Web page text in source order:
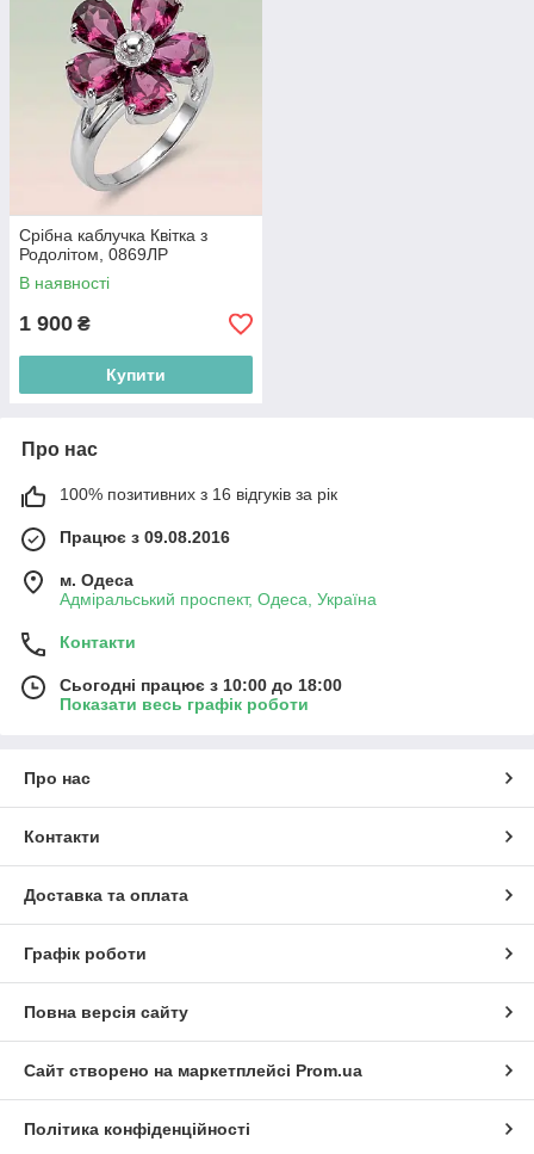
Срібна каблучка Квітка з
Родолітом, 0869ЛР
В наявності
1 900 ₴
Купити
Про нас
100% позитивних з 16 відгуків за рік
Працює з 09.08.2016
м. Одеса
Адміральський проспект, Одеса, Україна
Контакти
Сьогодні працює з 10:00 до 18:00
Показати весь графік роботи
Про нас
Контакти
Доставка та оплата
Графік роботи
Повна версія сайту
Сайт створено на маркетплейсі Prom.ua
Політика конфіденційності